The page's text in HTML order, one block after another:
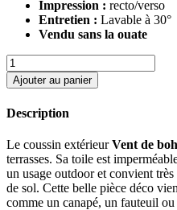
Impression : recto/verso
Entretien : Lavable à 30°
Vendu sans la ouate
Ajouter au panier
Description
Le coussin extérieurVent de
terrasses. Sa toile est
un usage outdoor et convient
de sol. Cette belle pièce déco
comme un canapé, un fauteuil ou